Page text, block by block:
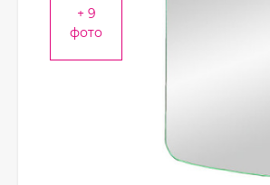
+ 9
фото